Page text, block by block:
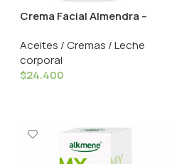
Crema Facial Almendra –
Aceites / Cremas / Leche
corporal
$24.400